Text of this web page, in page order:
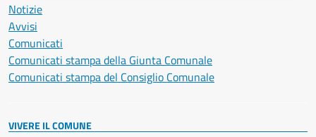
Notizie
Avvisi
Comunicati
Comunicati stampa della Giunta Comunale
Comunicati stampa del Consiglio Comunale
VIVERE IL COMUNE